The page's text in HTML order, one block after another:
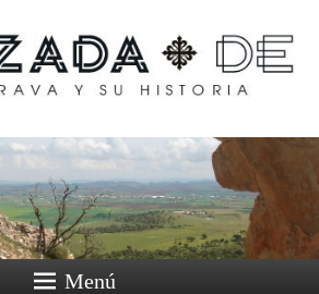
de Calatrava y
historia
Menú